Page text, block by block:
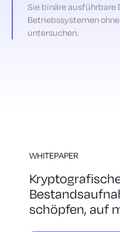
Sie binäre ausführbare
Betriebssystemen
untersuchen.
WHITEPAPER
schöpfen, auf